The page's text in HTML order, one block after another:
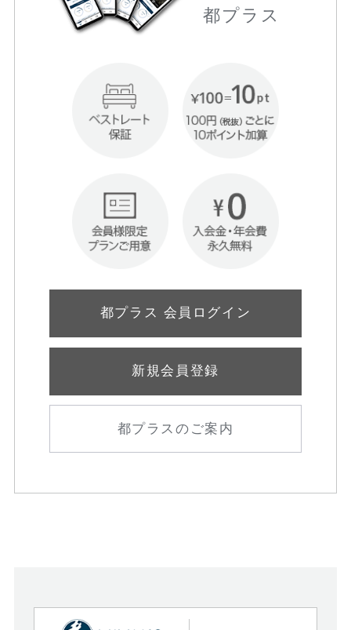
都プラス
都プラス 会員ログイン
新規会員登録
都プラスのご案内